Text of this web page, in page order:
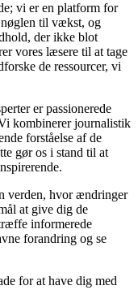
vi er en platform for
til vækst, og
der ikke blot
vores læsere til at tage
de ressourcer, vi
er passionerede
kombinerer journalistik
forståelse af de
gør os i stand til at
verden, hvor ændringer
at give dig de
informerede
forandring og se
for at have dig med